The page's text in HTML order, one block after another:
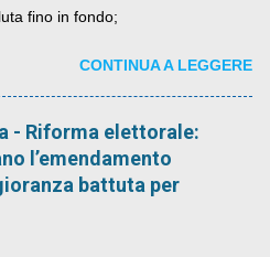
fino in fondo;
CONTINUA A LEGGERE
- Riforma elettorale:
l’emendamento
battuta per